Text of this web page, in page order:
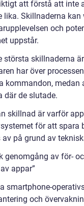
att förstå att inte
lika. Skillnaderna
och
uppstår.
största skillnaderna
har över
kommandon,
där de slutade.
skillnad är varför
för att spara
på grund av
genomgång av för-
appar”
smartphone-
och